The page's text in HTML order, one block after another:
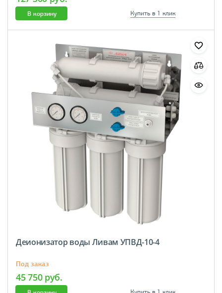
В корзину Купить в 1 клик
Деионизатор воды Ливам УПВД-10-4
Под заказ
45 750 руб.